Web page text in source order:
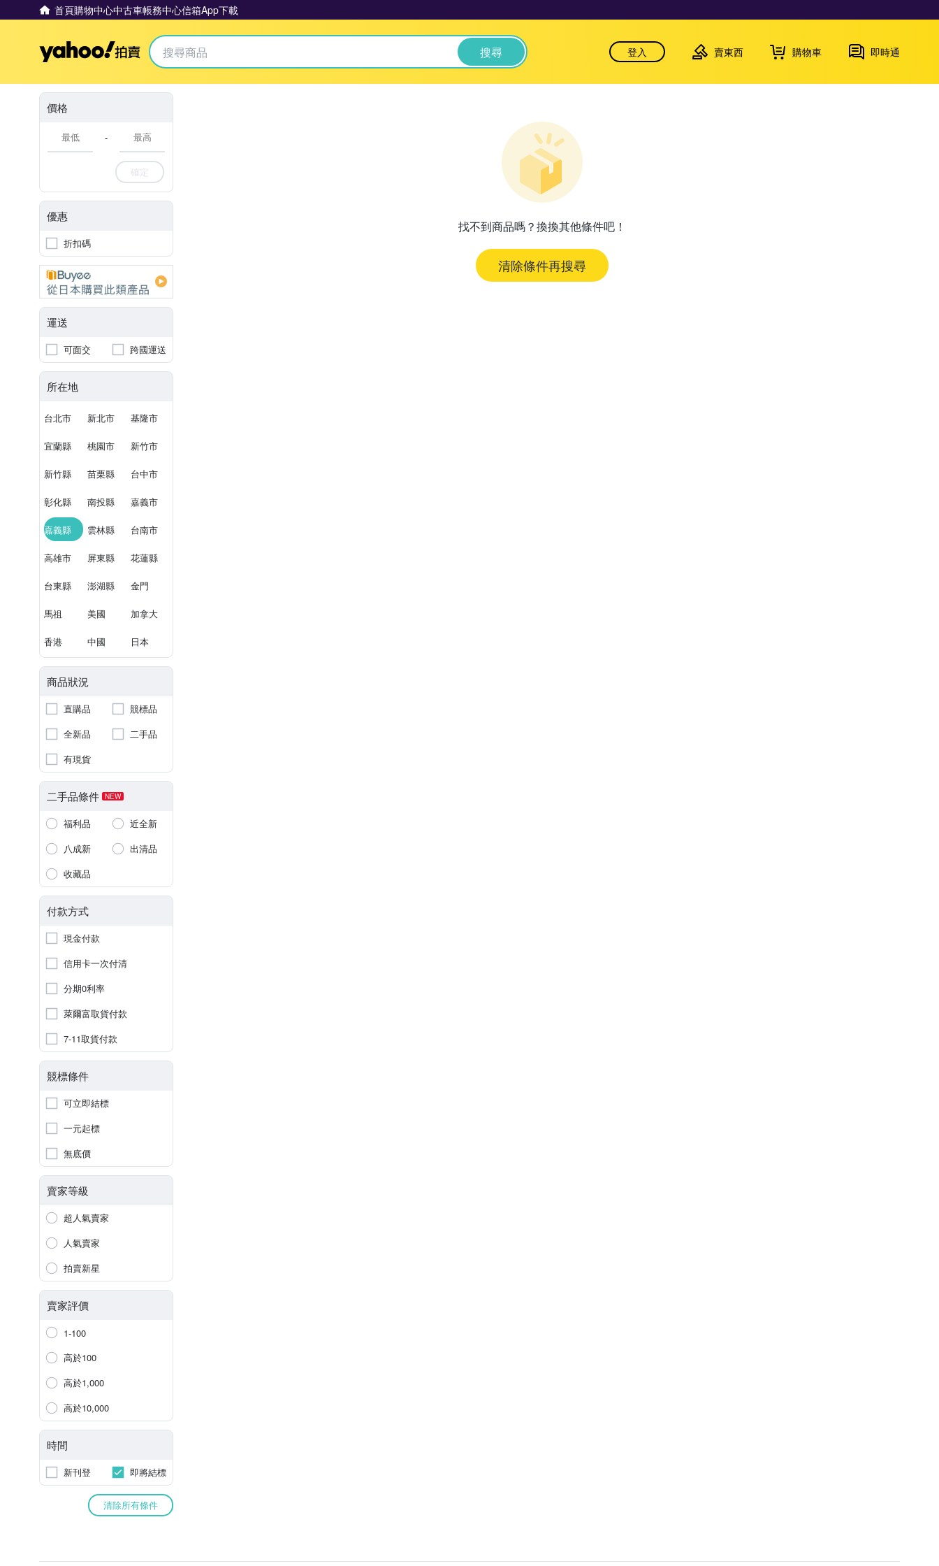
首頁購物中心中古車帳務中心信箱App下載
Yahoo拍賣 搜尋 登入 賣東西 購物車 即時通
價格
-
確定
優惠
折扣碼
運送
可面交 跨國運送
所在地
台北市 新北市 基隆市
宜蘭縣 桃園市 新竹市
新竹縣 苗栗縣 台中市
彰化縣 南投縣 嘉義市
嘉義縣 雲林縣 台南市
高雄市 屏東縣 花蓮縣
台東縣 澎湖縣 金門
馬祖 美國 加拿大
香港 中國 日本
商品狀況
直購品
競標品
全新品
二手品
有現貨
二手品條件 NEW
福利品
近全新
八成新
出清品
收藏品
付款方式
現金付款
信用卡一次付清
分期0利率
萊爾富取貨付款
7-11取貨付款
競標條件
可立即結標
一元起標
無底價
賣家等級
超人氣賣家
人氣賣家
拍賣新星
賣家評價
1-100
高於100
高於1,000
高於10,000
時間
新刊登 即將結標
清除所有條件
找不到商品嗎？換換其他條件吧！
清除條件再搜尋